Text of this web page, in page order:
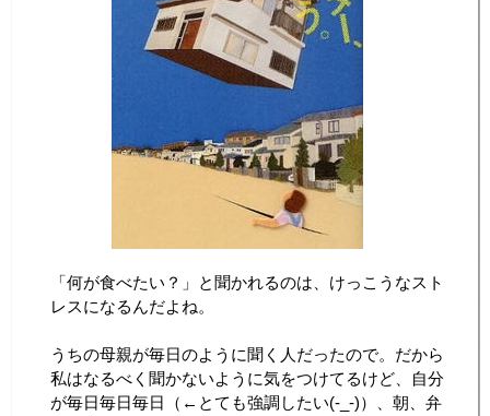
「何が食べたい？」と聞かれるのは、けっこうなスト
レスになるんだよね。
うちの母親が毎日のように聞く人だったので。だから
私はなるべく聞かないように気をつけてるけど、自分
が毎日毎日毎日（←とても強調したい(-_-)）、朝、弁